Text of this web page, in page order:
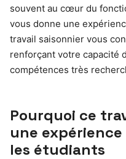
souvent au cœur du
vous donne une
travail saisonnier vous
renforçant votre capacité
compétences très
Pourquoi ce
une
les étudiants